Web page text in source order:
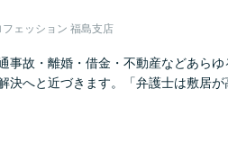
ェッション 福島支店
事故・離婚・借金・不動産などあら
決へと近づきます。「弁護士は敷居